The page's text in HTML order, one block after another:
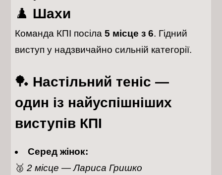
♟️ Шахи
Команда КПІ посіла5 місце з 6. Гідний
виступ у надзвичайно сильній категорії.
🏓 Настільний теніс —
один із найуспішніших
виступів КПІ
Серед жінок:
🥈2 місце — Лариса Гришко